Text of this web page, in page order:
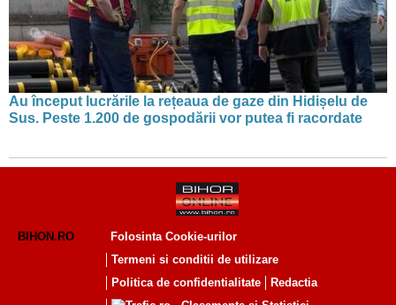
Au început lucrările la rețeaua de gaze din Hidișelu de
Sus. Peste 1.200 de gospodării vor putea fi racordate
BIHON.RO
Folosinta Cookie-urilor
Termeni si conditii de utilizare
Politica de confidentialitate
Redactia